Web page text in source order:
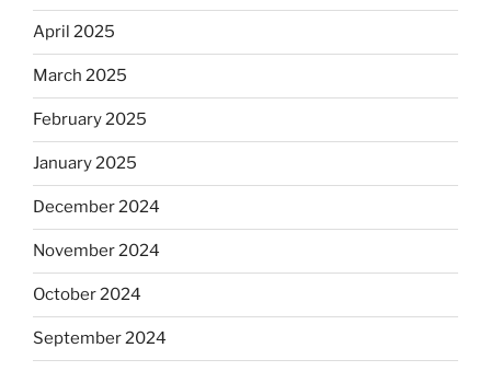
April 2025
March 2025
February 2025
January 2025
December 2024
November 2024
October 2024
September 2024